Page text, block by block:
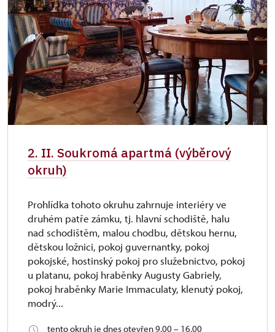
2. II. Soukromá apartmá (výběrový
okruh)
Prohlídka tohoto okruhu zahrnuje interiéry ve
druhém patře zámku, tj. hlavní schodiště, halu
nad schodištěm, malou chodbu, dětskou hernu,
dětskou ložnici, pokoj guvernantky, pokoj
pokojské, hostinský pokoj pro služebnictvo, pokoj
u platanu, pokoj hraběnky Augusty Gabriely,
pokoj hraběnky Marie Immaculaty, klenutý pokoj,
modrý...
tento okruh je dnes otevřen 9.00 – 16.00